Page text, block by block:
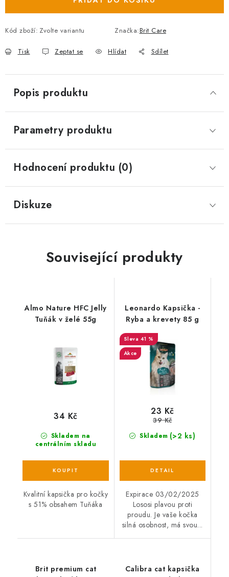
Kód zboží: Zvolte variantu Značka:Brit Care
Tisk Zeptat se Hlídat Sdílet
Popis produktu
Parametry produktu
Hodnocení produktu (0)
Diskuze
Související produkty
Almo Nature HFC Jelly
Tuňák v želé 55g
Skladem na
centrálním skladu
34 Kč
Kvalitní kapsička pro kočky
s 51% obsahem Tuňáka
Leonardo Kapsička -
Ryba a krevety 85 g
41 %
Akce
Skladem (>2 ks)
23 Kč
39 Kč
Expirace 03/02/2025
Lososi plavou proti
proudu. Je vaše kočka
silná osobnost, má svou...
Brit premium cat
Calibra cat kapsička